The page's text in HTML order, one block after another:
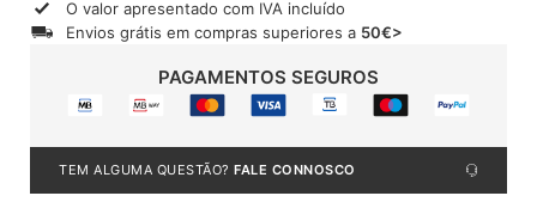
O valor apresentado com IVA incluído
Envios grátis em compras superiores a 50€>
PAGAMENTOS SEGUROS
TEM ALGUMA QUESTÃO? FALE CONNOSCO